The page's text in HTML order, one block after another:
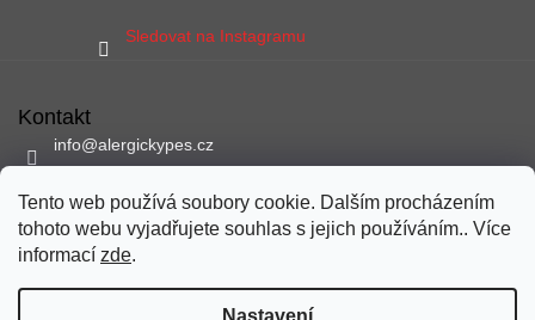
Tento web používá soubory cookie. Dalším procházením
tohoto webu vyjadřujete souhlas s jejich používáním.. Více
informací zde.
Nastavení
Sledovat na Instagramu
Kontakt
info@alergickypes.cz
Sledujte nás na facebooku
alergickypes